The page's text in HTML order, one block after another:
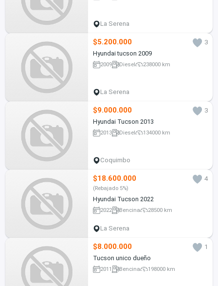
La Serena
$5.200.000
3
Hyundai tucson 2009
2009 Diesel 238000 km
La Serena
$9.000.000
3
Hyundai Tucson 2013
2013 Diesel 134000 km
Coquimbo
$18.600.000 4
(Rebajado 5%)
Hyundai Tucson 2022
2022 Bencina 28500 km
La Serena
$8.000.000
1
Tucson unico dueño
2011 Bencina 198000 km